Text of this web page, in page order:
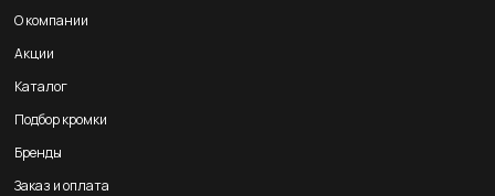
О компании
Акции
Каталог
Подбор кромки
Бренды
Заказ и оплата